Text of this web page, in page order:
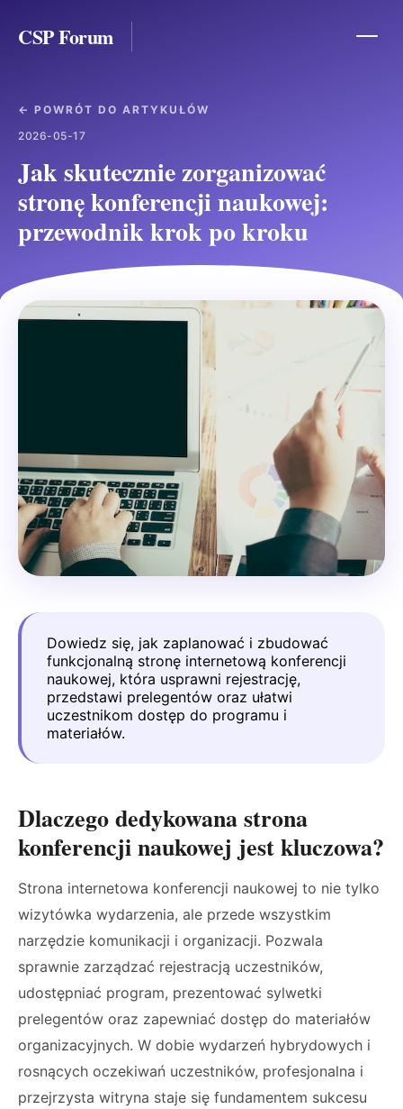
CSP Forum
← POWRÓT DO ARTYKUŁÓW
2026-05-17
Jak skutecznie zorganizować
stronę konferencji naukowej:
przewodnik krok po kroku
Dowiedz się, jak zaplanować i zbudować
funkcjonalną stronę internetową konferencji
naukowej, która usprawni rejestrację,
przedstawi prelegentów oraz ułatwi
uczestnikom dostęp do programu i
materiałów.
Dlaczego dedykowana strona
konferencji naukowej jest kluczowa?
Strona internetowa konferencji naukowej to nie tylko
wizytówka wydarzenia, ale przede wszystkim
narzędzie komunikacji i organizacji. Pozwala
sprawnie zarządzać rejestracją uczestników,
udostępniać program, prezentować sylwetki
prelegentów oraz zapewniać dostęp do materiałów
organizacyjnych. W dobie wydarzeń hybrydowych i
rosnących oczekiwań uczestników, profesjonalna i
przejrzysta witryna staje się fundamentem sukcesu